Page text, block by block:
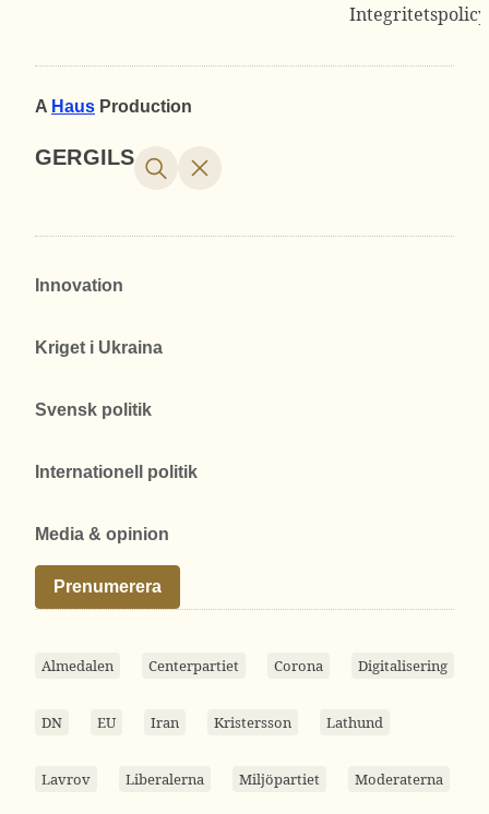
Integritetspolicy
A Haus Production
GERGILS
Innovation
Kriget i Ukraina
Svensk politik
Internationell politik
Media & opinion
Prenumerera
Almedalen Centerpartiet Corona Digitalisering
DN EU Iran Kristersson Lathund
Lavrov Liberalerna Miljöpartiet Moderaterna